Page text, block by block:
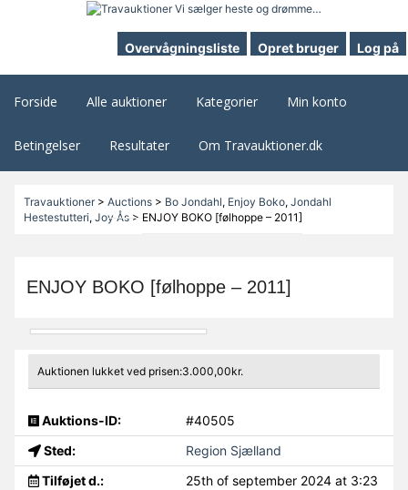
Overvågningsliste Opret bruger Log på
Forside Alle auktioner Kategorier Min konto
Betingelser Resultater Om Travauktioner.dk
Travauktioner> Auctions> Bo Jondahl, Enjoy Boko, Jondahl
Hestestutteri, Joy Ås> ENJOY BOKO [følhoppe – 2011]
ENJOY BOKO [følhoppe – 2011]
Auktionen lukket ved prisen:3.000,00kr.
Auktions-ID:
#40505
Sted:
Region Sjælland
Tilføjet d.:
25th of september 2024 at 3:23